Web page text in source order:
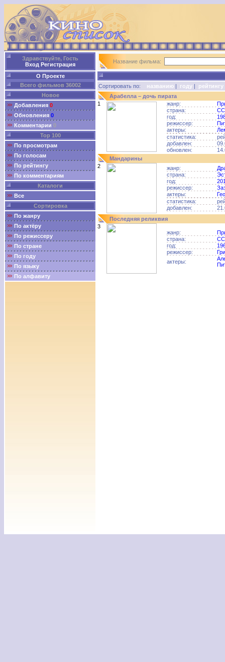
Здравствуйте, Гость
Вход Регистрация
О Проекте
Всего фильмов 36002
Новое
Добавления 0
Обновления 0
Комментарии 0
Top 100
По просмотрам
По голосам
По рейтингу
По комментариям
Каталоги
Все
Сортировка
По жанру
По актёру
По режиссеру
По стране
По году
По языку
По алфавиту
Название фильма:
Сортировать по: названию | году | рейтингу
Арабелла – дочь пирата
1
жанр:
страна:
год:
режиссер:
актеры:
статистика:
добавлен:
обновлен:
Мандарины
2
жанр:
страна:
год:
режиссер:
актеры:
статистика:
добавлен:
Последняя реликвия
3
жанр:
страна:
год:
режиссер:
актеры: